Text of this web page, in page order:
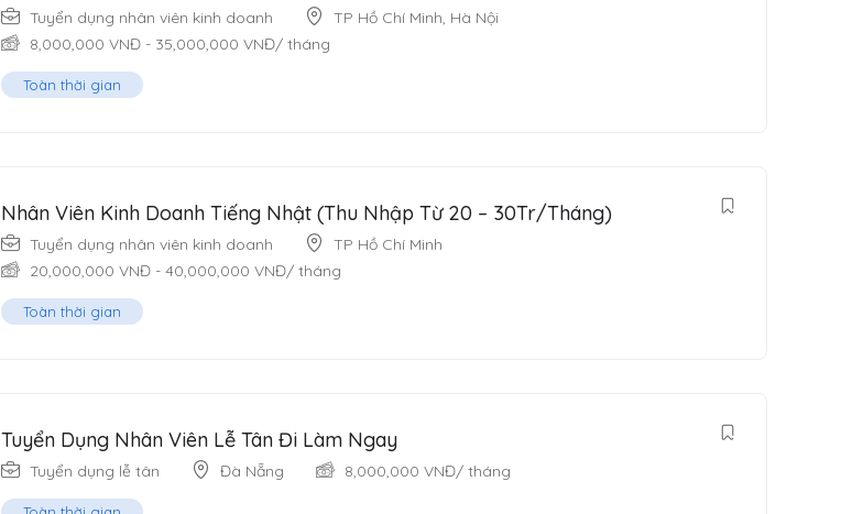
Tuyển dụng nhân viên kinh doanh TP Hồ Chí Minh, Hà Nội
8,000,000 VNĐ - 35,000,000 VNĐ/ tháng
Toàn thời gian
Nhân Viên Kinh Doanh Tiếng Nhật (Thu Nhập Từ 20 – 30Tr/Tháng)
Tuyển dụng nhân viên kinh doanh
TP Hồ Chí Minh
20,000,000 VNĐ -40,000,000 VNĐ/ tháng
Toàn thời gian
Tuyển Dụng Nhân Viên Lễ Tân Đi Làm Ngay
Tuyển dụng lễ tân Đà Nẵng 8,000,000 VNĐ/ tháng